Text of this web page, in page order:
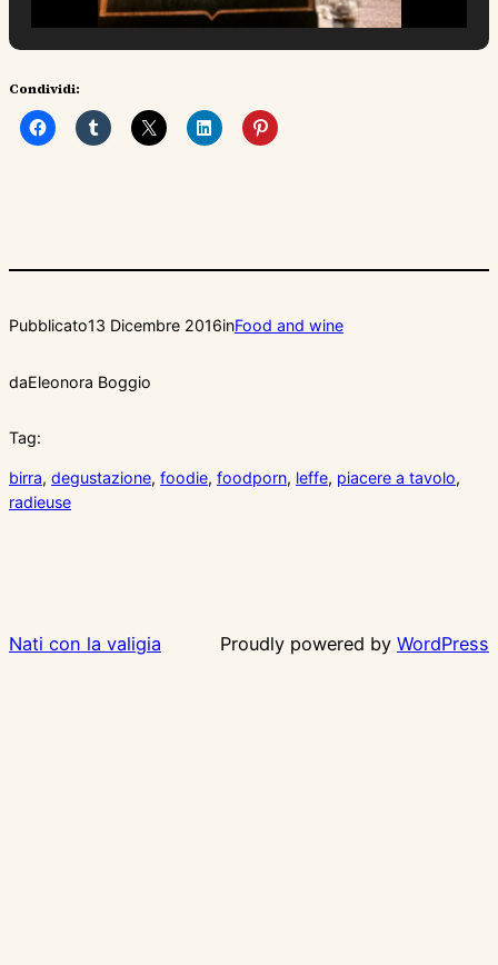
Condividi:
Pubblicato13 Dicembre 2016inFood and wine
daEleonora Boggio
Tag:
birra, degustazione, foodie, foodporn, leffe, piacere a tavolo
radieuse
Nati con la valigia Proudly powered by WordPress